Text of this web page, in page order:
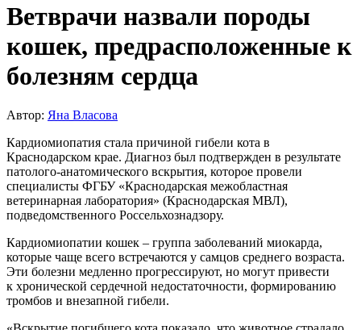
Ветврачи назвали породы
кошек, предрасположенные к
болезням сердца
Автор: Яна Власова
Кардиомиопатия стала причиной гибели кота в
Краснодарском крае. Диагноз был подтвержден в результате
патолого-анатомического вскрытия, которое провели
специалисты ФГБУ «Краснодарская межобластная
ветеринарная лаборатория» (Краснодарская МВЛ),
подведомственного Россельхознадзору.
Кардиомиопатии кошек – группа заболеваний миокарда,
которые чаще всего встречаются у самцов среднего возраста.
Эти болезни медленно прогрессируют, но могут привести
к хронической сердечной недостаточности, формированию
тромбов и внезапной гибели.